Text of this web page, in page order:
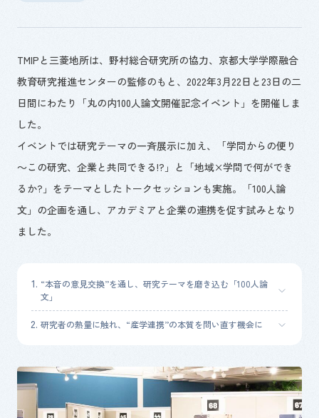
TMIPと三菱地所は、野村総合研究所の協力、京都大学学際融合
教育研究推進センターの監修のもと、 2022年3月22日と23日の二
日間にわたり「丸の内100人論文開催記念イベント」を開催しま
した。
イベントでは研究テーマの一斉展示に加え、「学問からの便り
～この研究、企業と共同できる!? 」と「地域×学問で何ができ
るか? 」をテーマとしたトークセッションも実施。「100人論
文」の企画を通し、アカデミアと企業の連携を促す試みとなり
ました。
“本音の意見交換”を通し、研究テーマを磨き込む「100人論
文」
研究者の熱量に触れ、“産学連携”の本質を問い直す機会に